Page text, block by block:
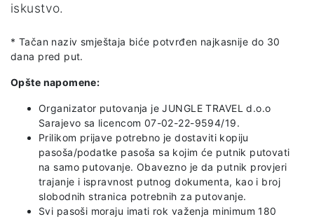
iskustvo.
* Tačan naziv smještaja biće potvrđen najkasnije do 30
dana pred put.
Opšte napomene:
Organizator putovanja je JUNGLE TRAVEL d.o.o
Sarajevo sa licencom 07-02-22-9594/19.
Prilikom prijave potrebno je dostaviti kopiju
pasoša/podatke pasoša sa kojim će putnik putovati
na samo putovanje. Obavezno je da putnik provjeri
trajanje i ispravnost putnog dokumenta, kao i broj
slobodnih stranica potrebnih za putovanje.
Svi pasoši moraju imati rok važenja minimum 180